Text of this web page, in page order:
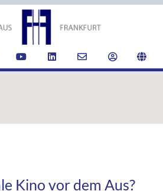
Kino vor dem Aus?